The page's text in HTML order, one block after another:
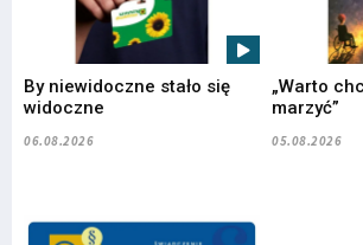
By niewidoczne stało się
widoczne
06.08.2026
„Warto
marzyć”
05.08.2026